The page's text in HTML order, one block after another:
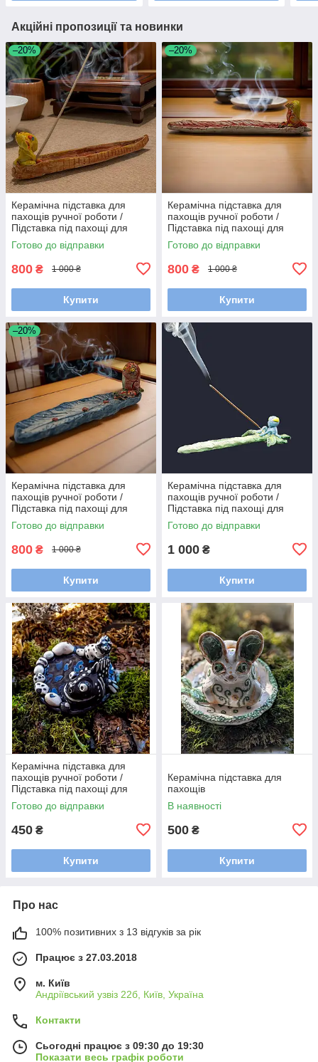
Акційні пропозиції та новинки
–20%
Керамічна підставка для
пахощів ручної роботи /
Підставка під пахощі для
аромапаличок
Готово до відправки
800 ₴ 1 000 ₴
Купити
–20%
Керамічна підставка для
пахощів ручної роботи /
Підставка під пахощі для
аромапаличок
Готово до відправки
800 ₴ 1 000 ₴
Купити
–20%
Керамічна підставка для
пахощів ручної роботи /
Підставка під пахощі для
аромапаличок
Готово до відправки
800 ₴ 1 000 ₴
Купити
Керамічна підставка для
пахощів ручної роботи /
Підставка під пахощі для
аромапаличок
Готово до відправки
1 000 ₴
Купити
Керамічна підставка для
пахощів ручної роботи /
Підставка під пахощі для
аромапаличок
Готово до відправки
450 ₴
Купити
Керамічна підставка для
пахощів
В наявності
500 ₴
Купити
Про нас
100% позитивних з 13 відгуків за рік
Працює з 27.03.2018
м. Київ
Андріївський узвіз 22б, Київ, Україна
Контакти
Сьогодні працює з 09:30 до 19:30
Показати весь графік роботи